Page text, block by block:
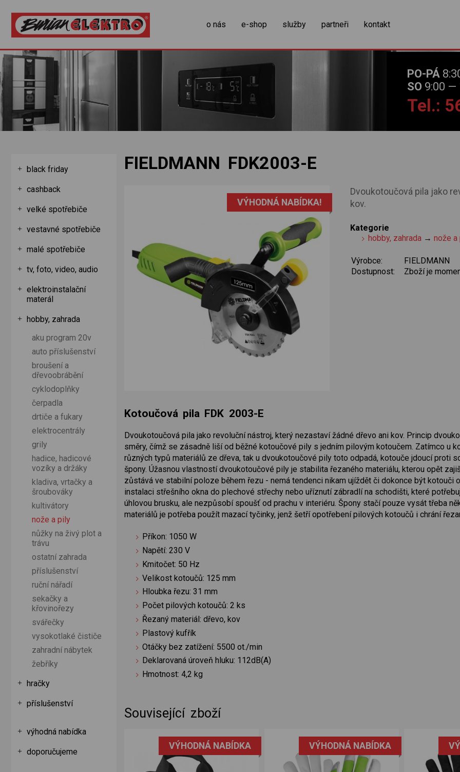
o nás e-shop služby partneři kontakt
zobrazit obsah košíku
PO-PÁ
SO 9:00 —
Tel.:
FIELDMANN FDK2003-E
Dvoukotoučová pila jako
kov.
Kategorie
hobby, zahrada →nože a
Výrobce:
FIELDMANN
Dostupnost:
Zboží je
VÝHODNÁ NABÍDKA!
Kotoučová pila FDK 2003-E
Dvoukotoučová pila jako revoluční nástroj, který nezastaví žádné dřevo ani kov. Princip
směry, čímž se zásadně liší od běžné kotoučové pily s jedním pilovým kotoučem. Zatímco u
různých typů materiálů ze dřeva, tak u dvoukotoučové pily toto odpadá, kotouče jdoucí proti
špony. Úžasnou vlastností dvoukotoučové pily je stabilita řezaného materiálu, kterou opět
zůstává ve stabilní poloze během řezu - nemá tendenci nikam ujíždět či dokonce být kotouči
instalaci střešního okna do plechové střechy nebo uříznutí zábradlí na schodišti, které
úhlovou brusku, ale nezpůsobí spoušť od prachu v interiéru. Špony stačí pouze vysát třeba
materiálů je potřeba použít mazací tyčinky, jenž šetří opotřebení pilových kotoučů i chrání
Příkon: 1050 W
Napětí: 230 V
Kmitočet: 50 Hz
Velikost kotoučů: 125 mm
Hloubka řezu: 31 mm
Počet pilových kotoučů: 2 ks
Řezaný materiál: dřevo, kov
Plastový kufřík
Otáčky bez zatížení: 5500 ot./min
Deklarovaná úroveň hluku: 112dB(A)
Hmotnost: 4,2 kg
Související zboží
VÝHODNÁ NABÍDKA VÝHODNÁ NABÍDKA
black friday
cashback
velké spotřebiče
vestavné spotřebiče
malé spotřebiče
tv, foto, video, audio
elektroinstalační
materál
hobby, zahrada
aku program 20v
auto příslušenství
broušení a
dřevoobrábění
cyklodoplňky
čerpadla
drtiče a fukary
elektrocentrály
grily
hadice, hadicové
vozíky a držáky
kladiva, vrtačky a
šroubováky
kultivátory
nože a pily
nůžky na živý plot a
trávu
ostatní zahrada
příslušenství
ruční nářadí
sekačky a
křovinořezy
svářečky
vysokotlaké čističe
zahradní nábytek
žebříky
hračky
příslušenství
výhodná nabídka
doporučujeme